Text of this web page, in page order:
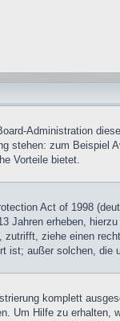
Administration
stehen: zum Beispiel
Vorteile bietet.
Act of 1998
Jahren erheben,
ziehe einen
ist; außer solchen,
komplett
Um Hilfe zu erhalten,